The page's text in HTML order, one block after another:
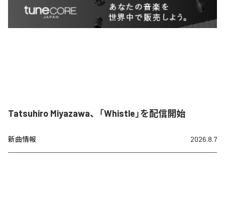
Tatsuhiro Miyazawa、「Whistle」を配信開始
新曲情報 2026.8.7